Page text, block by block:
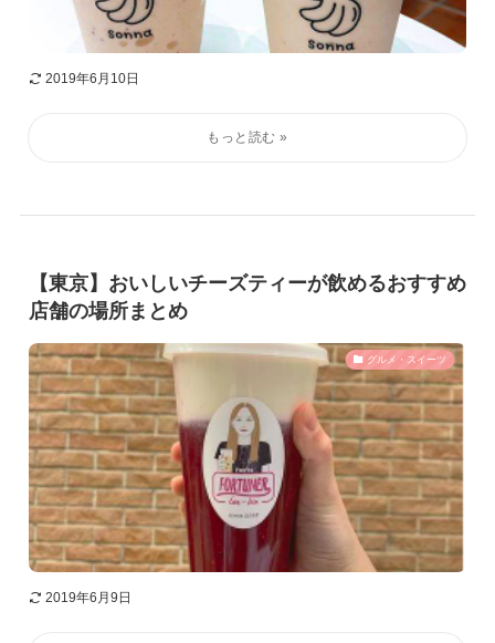
2019年6月10日
【東京】おいしいチーズティーが飲めるおすすめ
店舗の場所まとめ
グルメ・スイーツ
2019年6月9日